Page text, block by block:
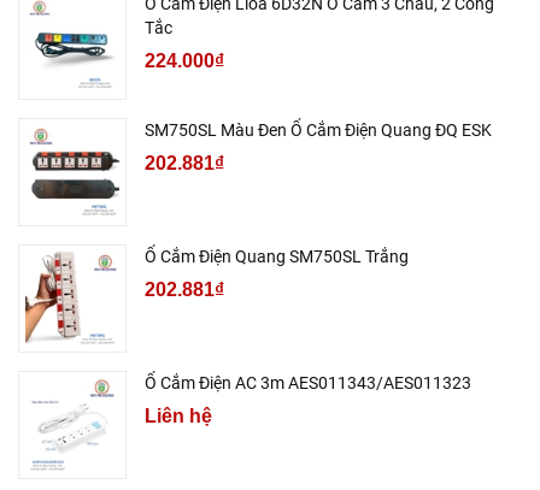
Ổ Cắm Điện Lioa 6D32N Ổ Cắm 3 Chấu, 2 Công
Tắc
224.000₫
SM750SL Màu Đen Ổ Cắm Điện Quang ĐQ ESK
202.881₫
Ổ Cắm Điện Quang SM750SL Trắng
202.881₫
Ổ Cắm Điện AC 3m AES011343/AES011323
Liên hệ